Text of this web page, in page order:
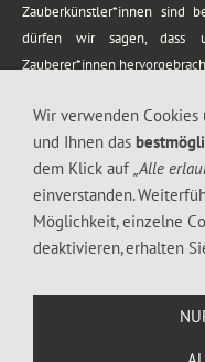
Zauberkünstler*innen sind
dürfen wir sagen, dass
Zauberer*innen
vom Kinderprogramm bis zur
meiner Zauber-Sprech-
gewürzt mit Gags und
Wir verwenden
und Ihnen das
dem Klick auf „Alle
einverstanden.
Möglichkeit, einzelne
deaktivieren, erhalten